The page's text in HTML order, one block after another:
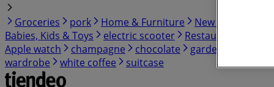
Groceries
pork Home & Furniture New Zealand
Babies, Kids & Toys
electric scooter Restaurants
Apple watch
champagne chocolate garden hose
wardrobe
white coffee suitcase